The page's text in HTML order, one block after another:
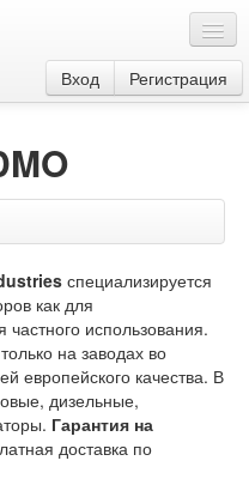
Вход Регистрация
специализируется
как для
частного использования.
на заводах во
европейского качества. В
дизельные,
Гарантия на
доставка по